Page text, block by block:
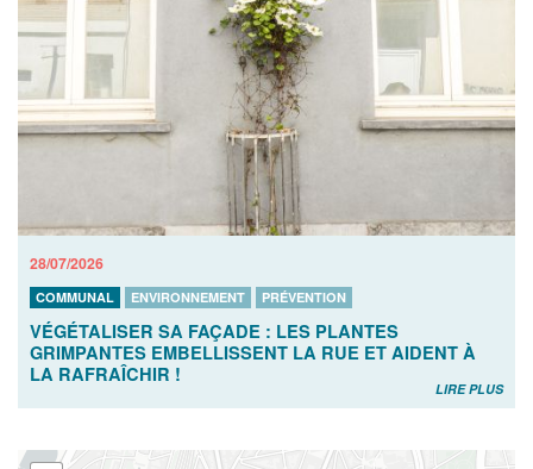
28/07/2026
COMMUNAL ENVIRONNEMENT PRÉVENTION
VÉGÉTALISER SA FAÇADE : LES PLANTES
GRIMPANTES EMBELLISSENT LA RUE ET AIDENT À
LA RAFRAÎCHIR !
LIRE PLUS